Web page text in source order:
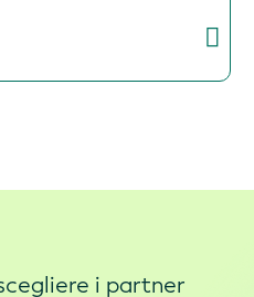
i partner